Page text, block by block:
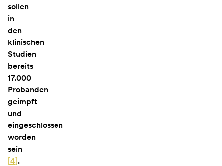
sollen
in
den
klinischen
Studien
bereits
17.000
Probanden
geimpft
und
eingeschlossen
worden
sein
[4].